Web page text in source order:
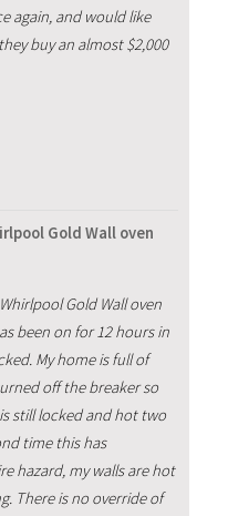
again, and would like
buy an almost $2,000
Gold Wall oven
Gold Wall oven
been on for 12 hours in
My home is full of
off the breaker so
still locked and hot two
time this has
hazard, my walls are hot
There is no override of